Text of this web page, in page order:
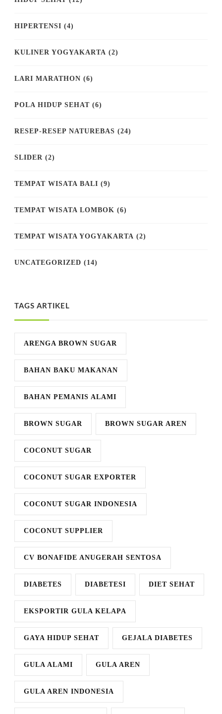
HIPERTENSI (4)
KULINER YOGYAKARTA (2)
LARI MARATHON (6)
POLA HIDUP SEHAT (6)
RESEP-RESEP NATUREBAS (24)
SLIDER (2)
TEMPAT WISATA BALI (9)
TEMPAT WISATA LOMBOK (6)
TEMPAT WISATA YOGYAKARTA (2)
UNCATEGORIZED (14)
TAGS ARTIKEL
ARENGA BROWN SUGAR
BAHAN BAKU MAKANAN
BAHAN PEMANIS ALAMI
BROWN SUGAR BROWN SUGAR AREN
COCONUT SUGAR
COCONUT SUGAR EXPORTER
COCONUT SUGAR INDONESIA
COCONUT SUPPLIER
CV BONAFIDE ANUGERAH SENTOSA
DIABETES DIABETESI DIET SEHAT
EKSPORTIR GULA KELAPA
GAYA HIDUP SEHAT GEJALA DIABETES
GULA ALAMI GULA AREN
GULA AREN INDONESIA